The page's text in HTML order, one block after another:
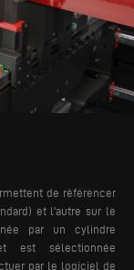
de référencer
et l'autre sur le
par un cylindre
est sélectionnée
par le logiciel de